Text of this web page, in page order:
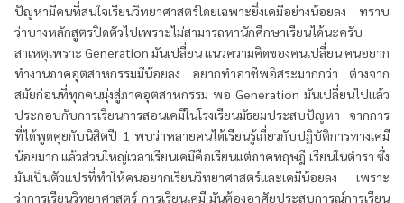
ปัญหามีคนที่สนใจเรียนวิทยาศาสตร์โดยเฉพาะยิ่งเคมีอย่างน้อยลง ทราบ
ว่าบางหลักสูตรปิดตัวไปเพราะไม่สามารถหานักศึกษาเรียนได้นะครับ
สาเหตุเพราะ Generation มันเปลี่ยน แนวความคิดของคนเปลี่ยน คนอยาก
ทำงานภาคอุตสาหกรรมมีน้อยลง อยากทำอาชีพอิสระมากกว่า ต่างจาก
สมัยก่อนที่ทุกคนมุ่งสู่ภาคอุตสาหกรรม พอ Generation มันเปลี่ยนไปแล้ว
ประกอบกับการเรียนการสอนเคมีในโรงเรียนมัธยมประสบปัญหา จากการ
ที่ได้พูดคุยกับนิสิตปี 1 พบว่าหลายคนได้เรียนรู้เกี่ยวกับปฏิบัติการทางเคมี
น้อยมาก แล้วส่วนใหญ่เวลาเรียนเคมีคือเรียนแต่ภาคทฤษฎี เรียนในตำรา ซึ่ง
มันเป็นตัวแปรที่ทำให้คนอยากเรียนวิทยาศาสตร์และเคมีน้อยลง เพราะ
ว่าการเรียนวิทยาศาสตร์ การเรียนเคมี มันต้องอาศัยประสบการณ์การเรียน